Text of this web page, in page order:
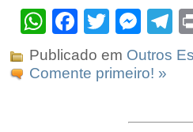
WhatsApp
Facebook
Twitter
Publicado em Outros
Comente primeiro! »